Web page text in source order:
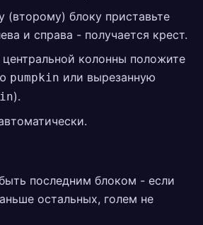
(второму) блоку приставьте
и справа - получается крест.
колонны положите
pumpkin или вырезанную
).
последним блоком - если
остальных, голем не